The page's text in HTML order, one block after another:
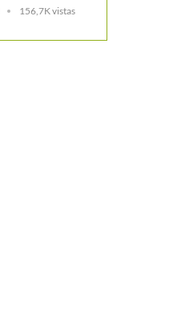
156,7K vistas